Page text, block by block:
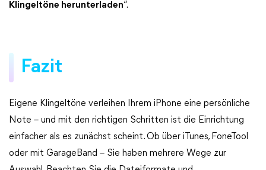
Klingeltöne herunterladen“.
Fazit
Eigene Klingeltöne verleihen Ihrem iPhone eine persönliche
Note – und mit den richtigen Schritten ist die Einrichtung
einfacher als es zunächst scheint. Ob über iTunes, FoneTool
oder mit GarageBand – Sie haben mehrere Wege zur